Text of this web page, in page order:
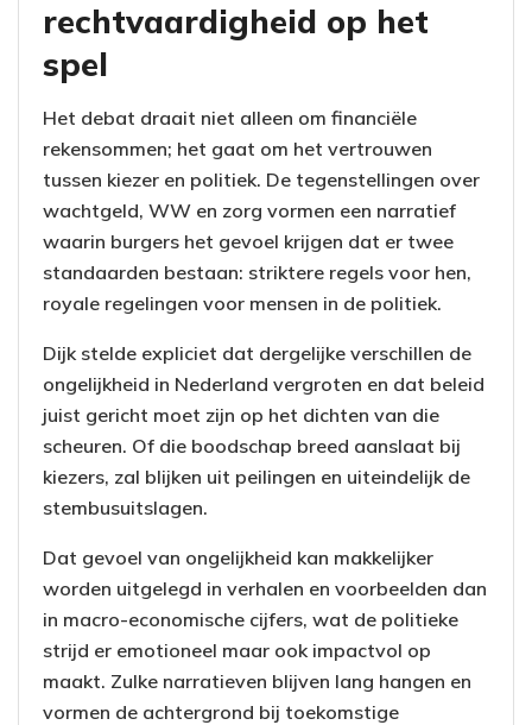
rechtvaardigheid op het
spel
Het debat draait niet alleen om financiële
rekensommen; het gaat om het vertrouwen
tussen kiezer en politiek. De tegenstellingen over
wachtgeld, WW en zorg vormen een narratief
waarin burgers het gevoel krijgen dat er twee
standaarden bestaan: striktere regels voor hen,
royale regelingen voor mensen in de politiek.
Dijk stelde expliciet dat dergelijke verschillen de
ongelijkheid in Nederland vergroten en dat beleid
juist gericht moet zijn op het dichten van die
scheuren. Of die boodschap breed aanslaat bij
kiezers, zal blijken uit peilingen en uiteindelijk de
stembusuitslagen.
Dat gevoel van ongelijkheid kan makkelijker
worden uitgelegd in verhalen en voorbeelden dan
in macro-economische cijfers, wat de politieke
strijd er emotioneel maar ook impactvol op
maakt. Zulke narratieven blijven lang hangen en
vormen de achtergrond bij toekomstige